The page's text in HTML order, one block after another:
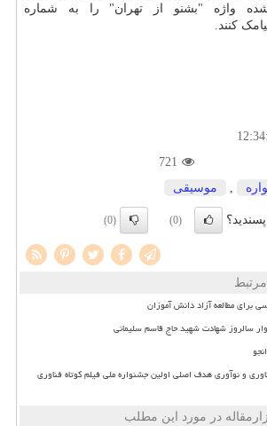
شده واژه "بشنو از تهران" را به شماره
721
موسیقی
(0)
(0)
برای مطالعه آزاد دانش آموزان
سالروز شهادت شهید حاج قاسم سلیمانی
و نوآوری هدف اصلی اولین جشنواره ملی فیلم کوتاه فناوری
در مورد این مطلب